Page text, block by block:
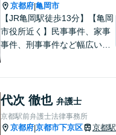
京都府|亀岡市
【JR亀岡駅徒歩13分】【亀岡
市役所近く】民事事件、家事
事件、刑事事件など幅広い分
よう努めて参ります。 何でも
お気軽ご相談ください。
代次 徹也 弁護士
京都駅前弁護士法律事務所
京都府|京都市下京区 京都駅